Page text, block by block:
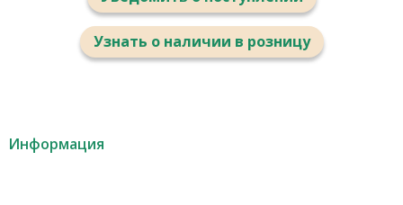
Узнать о наличии в розницу
Информация